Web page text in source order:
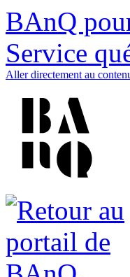
BAnQ
Service
Aller directement au